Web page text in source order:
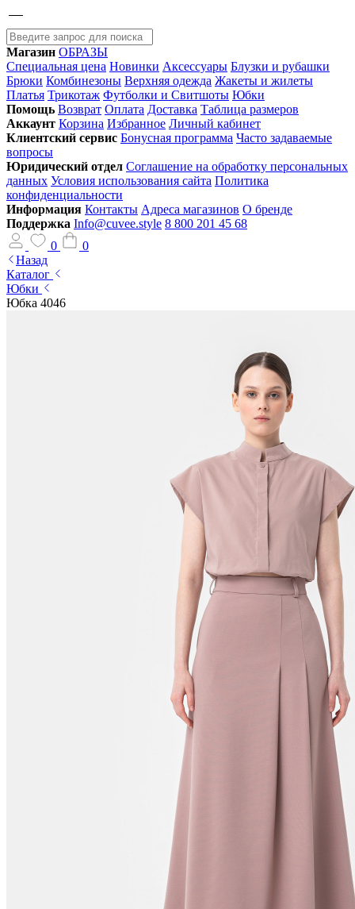
Магазин ОБРАЗЫ
Специальная цена Новинки Аксессуары Блузки и рубашки
Брюки Комбинезоны Верхняя одежда Жакеты и жилеты
Платья Трикотаж Футболки и Свитшоты Юбки
Помощь Возврат Оплата Доставка Таблица размеров
Аккаунт Корзина Избранное Личный кабинет
Клиентский сервис Бонусная программа Часто задаваемые
вопросы
Юридический отдел Соглашение на обработку персональных
данных Условия использования сайта Политика
конфиденциальности
Информация Контакты Адреса магазинов О бренде
Поддержка Info@cuvee.style 8 800 201 45 68
0
0
Назад
Каталог
Юбки
Юбка 4046